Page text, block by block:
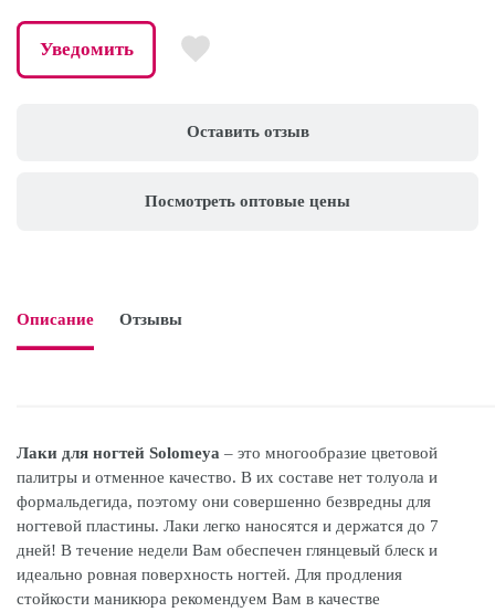
Оставить отзыв
Посмотреть оптовые цены
Уведомить
Описание Отзывы
Лаки для ногтей Solomeya – это многообразие цветовой
палитры и отменное качество. В их составе нет толуола и
формальдегида, поэтому они совершенно безвредны для
ногтевой пластины. Лаки легко наносятся и держатся до 7
дней! В течение недели Вам обеспечен глянцевый блеск и
идеально ровная поверхность ногтей. Для продления
стойкости маникюра рекомендуем Вам в качестве